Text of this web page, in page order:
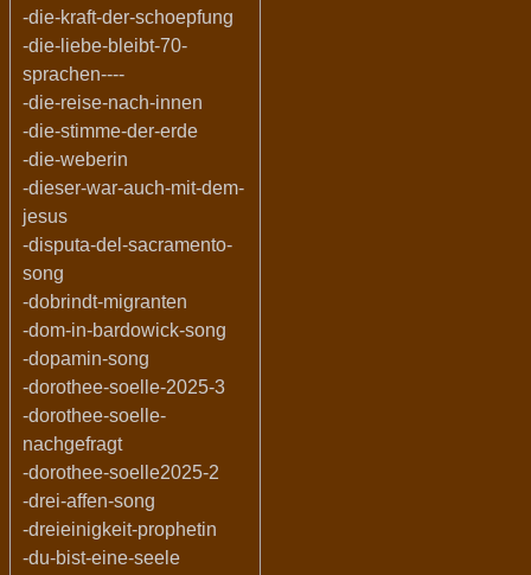
-die-kraft-der-schoepfung
-die-liebe-bleibt-70-
sprachen----
-die-reise-nach-innen
-die-stimme-der-erde
-die-weberin
-dieser-war-auch-mit-dem-
jesus
-disputa-del-sacramento-
song
-dobrindt-migranten
-dom-in-bardowick-song
-dopamin-song
-dorothee-soelle-2025-3
-dorothee-soelle-
nachgefragt
-dorothee-soelle2025-2
-drei-affen-song
-dreieinigkeit-prophetin
-du-bist-eine-seele